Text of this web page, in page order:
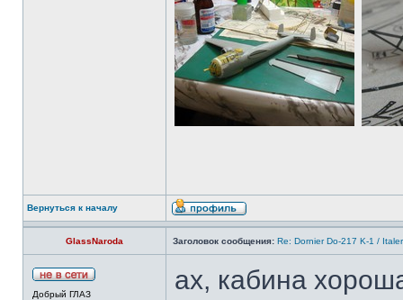
Вернуться к началу
GlassNaroda Заголовок сообщения: Re: Dornier Do-217 K-1 /
Добрый ГЛАЗ ах, кабина